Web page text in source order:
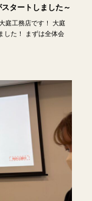
タートしました～
庭工務店です！ 大庭
した！ まずは全体会